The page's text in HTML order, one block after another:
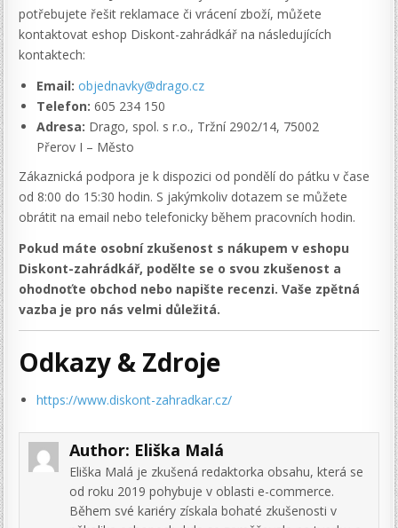
potřebujete řešit reklamace či vrácení zboží, můžete
kontaktovat eshop Diskont-zahrádkář na následujících
kontaktech:
Email: objednavky@drago.cz
Telefon: 605 234 150
Adresa: Drago, spol. s r.o., Tržní 2902/14, 75002
Přerov I – Město
Zákaznická podpora je k dispozici od pondělí do pátku v čase
od 8:00 do 15:30 hodin. S jakýmkoliv dotazem se můžete
obrátit na email nebo telefonicky během pracovních hodin.
Pokud máte osobní zkušenost s nákupem v eshopu
Diskont-zahrádkář, podělte se o svou zkušenost a
ohodnoťte obchod nebo napište recenzi. Vaše zpětná
vazba je pro nás velmi důležitá.
Odkazy & Zdroje
https://www.diskont-zahradkar.cz/
Author: Eliška Malá
Eliška Malá je zkušená redaktorka obsahu, která se
od roku 2019 pohybuje v oblasti e-commerce.
Během své kariéry získala bohaté zkušenosti v